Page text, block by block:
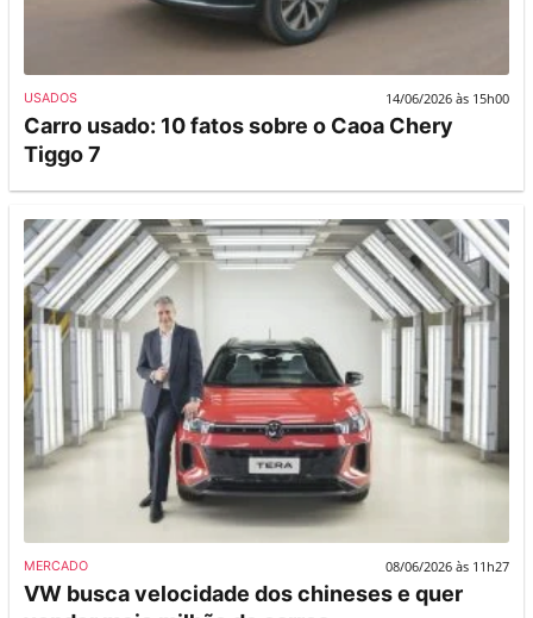
USADOS 14/06/2026 às 15h00
Carro usado: 10 fatos sobre o Caoa Chery
Tiggo 7
MERCADO 08/06/2026 às 11h27
VW busca velocidade dos chineses e quer